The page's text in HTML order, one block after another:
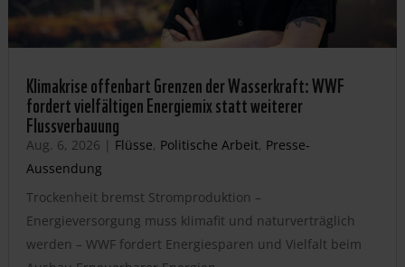
Klimakrise offenbart Grenzen der Wasserkraft: WWF
fordert vielfältigen Energiemix statt weiterer
Flussverbauung
Aug. 6, 2026 | Flüsse, Politische Arbeit, Presse-
Aussendung
Trockenheit bremst Stromproduktion –
Energieversorgung muss klimafit und naturverträglich
werden – WWF fordert Energiesparen und Vielfalt beim